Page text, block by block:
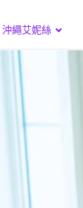
沖繩艾妮絲